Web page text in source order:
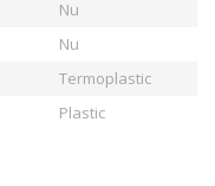
Nu
Nu
Termoplastic
Plastic